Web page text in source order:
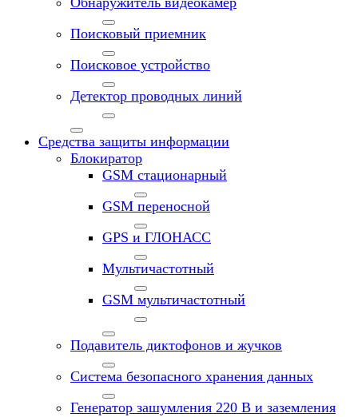
Поисковый приемник
Поисковое устройство
Детектор проводных линий
Средства защиты информации
Блокиратор
GSM стационарный
GSM переносной
GPS и ГЛОНАСС
Мультичастотный
GSM мультичастотный
Подавитель диктофонов и жучков
Система безопасного хранения данных
Генератор зашумления 220 В и заземления